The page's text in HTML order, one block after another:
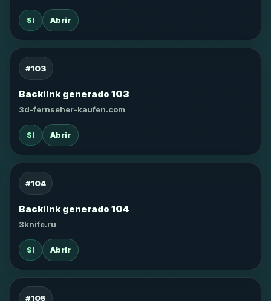
SI Abrir
#103
Backlink generado 103
3d-fernseher-kaufen.com
SI Abrir
#104
Backlink generado 104
3knife.ru
SI Abrir
#105